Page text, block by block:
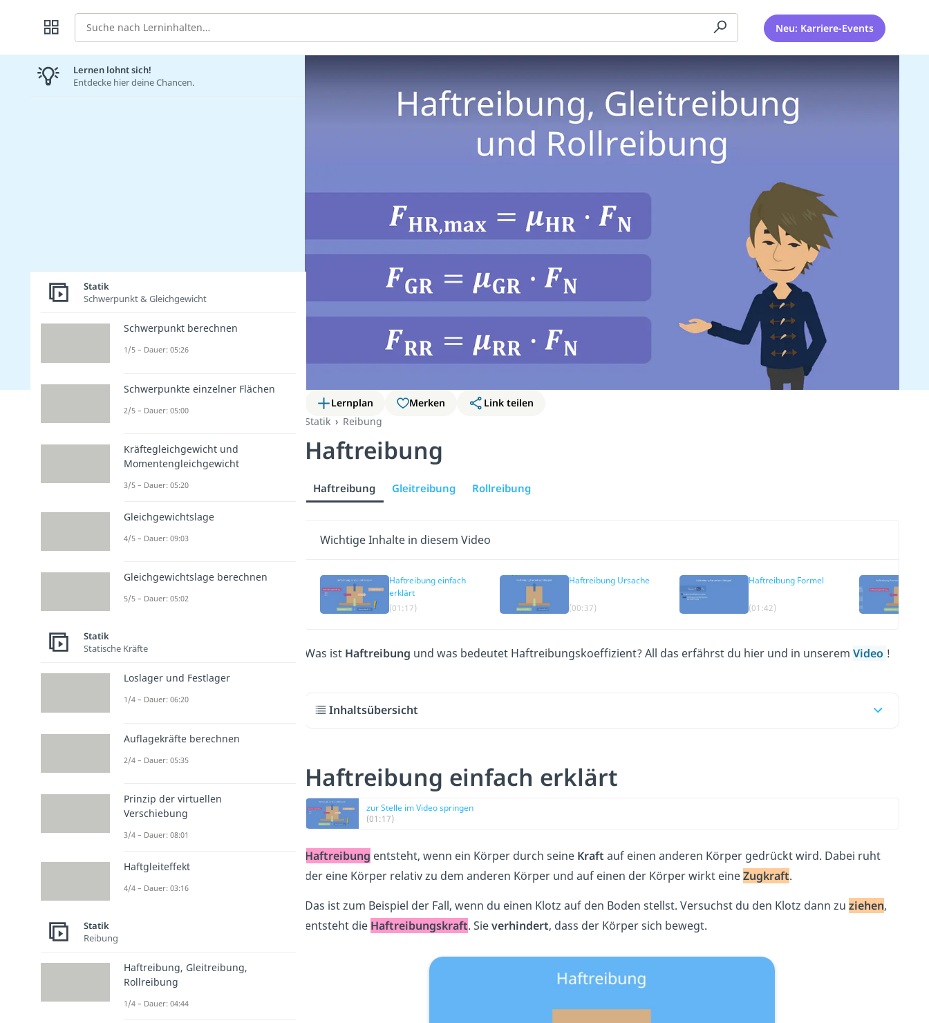
Suche Neu: Karriere-Events
Lernplan Merken
Link teilen
Statik
Reibung
Haftreibung
Haftreibung Gleitreibung Rollreibung
Wichtige Inhalte in diesem Video
Haftreibung einfach
erklärt
(01:17)
Haftreibung Ursache
(00:37)
Haftreibung Formel
(01:42)
Was ist Haftreibung und was bedeutet Haftreibungskoeffizient? All das erfährst du hier und in unserem Video !
Inhaltsübersicht
Haftreibung einfach erklärt
zur Stelle im Video springen
(01:17)
Haftreibung entsteht, wenn ein Körper durch seine Kraft auf einen anderen Körper gedrückt wird. Dabei ruht
der eine Körper relativ zu dem anderen Körper und auf einen der Körper wirkt eineZugkraft.
Das ist zum Beispiel der Fall, wenn du einen Klotz auf den Boden stellst. Versuchst du den Klotz dann zu ziehen,
entsteht die Haftreibungskraft. Sieverhindert, dass der Körper sich bewegt.
Lernen lohnt sich!
Entdecke hier deine Chancen.
Statik
Schwerpunkt & Gleichgewicht
Schwerpunkt berechnen
1/5 – Dauer: 05:26
Schwerpunkte einzelner Flächen
2/5 – Dauer: 05:00
Kräftegleichgewicht und
Momentengleichgewicht
3/5 – Dauer: 05:20
Gleichgewichtslage
4/5 – Dauer: 09:03
Gleichgewichtslage berechnen
5/5 – Dauer: 05:02
Statik
Statische Kräfte
Loslager und Festlager
1/4 – Dauer: 06:20
Auflagekräfte berechnen
2/4 – Dauer: 05:35
Prinzip der virtuellen
Verschiebung
3/4 – Dauer: 08:01
Haftgleiteffekt
4/4 – Dauer: 03:16
Statik
Reibung
Haftreibung, Gleitreibung,
Rollreibung
1/4 – Dauer: 04:44